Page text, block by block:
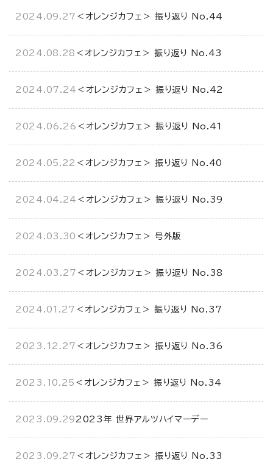
2024.09.27 ＜オレンジカフェ＞ 振り返り No.44
2024.08.28 ＜オレンジカフェ＞ 振り返り No.43
2024.07.24 ＜オレンジカフェ＞ 振り返り No.42
2024.06.26 ＜オレンジカフェ＞ 振り返り No.41
2024.05.22 ＜オレンジカフェ＞ 振り返り No.40
2024.04.24 ＜オレンジカフェ＞ 振り返り No.39
2024.03.30 ＜オレンジカフェ＞ 号外版
2024.03.27 ＜オレンジカフェ＞ 振り返り No.38
2024.01.27 ＜オレンジカフェ＞ 振り返り No.37
2023.12.27 ＜オレンジカフェ＞ 振り返り No.36
2023.10.25 ＜オレンジカフェ＞ 振り返り No.34
2023.09.29 2023年 世界アルツハイマーデー
2023.09.27 ＜オレンジカフェ＞ 振り返り No.33